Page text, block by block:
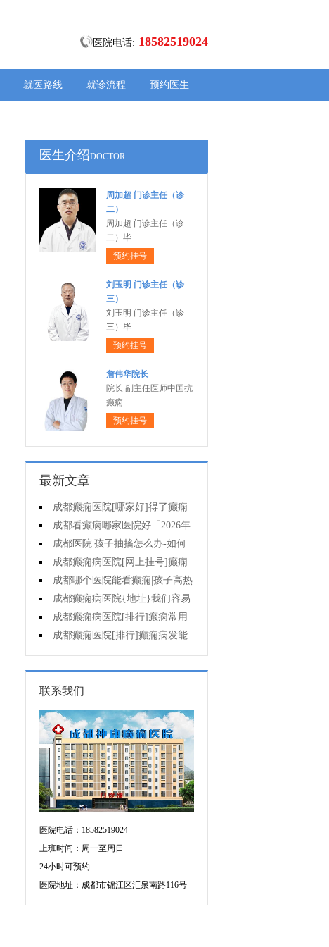
医院电话: 18582519024
就医路线 就诊流程 预约医生
医生介绍DOCTOR
周加超 门诊主任（诊
二）
周加超 门诊主任（诊
二）毕
预约挂号
刘玉明 门诊主任（诊
三）
刘玉明 门诊主任（诊
三）毕
预约挂号
詹伟华院长
院长 副主任医师中国抗
癫痫
预约挂号
最新文章
成都癫痫医院[哪家好]得了癫痫
病怎么治疗效果好?
成都看癫痫哪家医院好「2026年
度公布」孩子有癫痫家长要注意什
么?
成都医院|孩子抽搐怎么办-如何
治疗癫痫呢
成都癫痫病医院[网上挂号]癫痫
怎样选择治疗方式?
成都哪个医院能看癫痫|孩子高热
抽搐怎么办?
成都癫痫病医院{地址}我们容易
对癫痫产生哪些误解?
成都癫痫病医院[排行]癫痫常用
的三种治疗方式
成都癫痫医院[排行]癫痫病发能
强行喂药吗?
联系我们
医院电话：18582519024
上班时间：周一至周日
24小时可预约
医院地址：成都市锦江区汇泉南路116号